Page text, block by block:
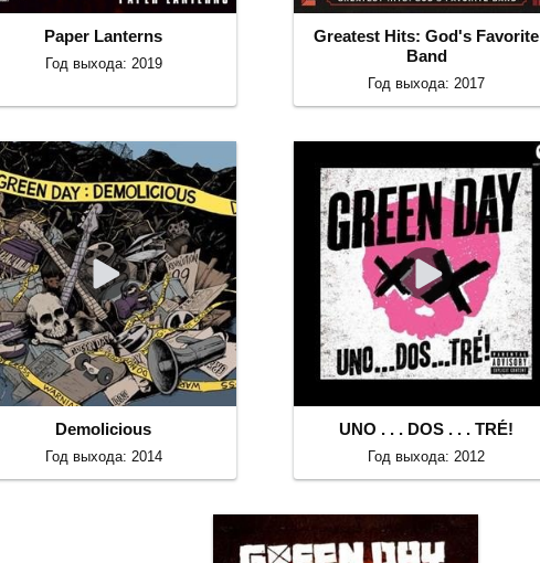
Paper Lanterns
Год выхода: 2019
Greatest Hits: God's Favorite
Band
Год выхода: 2017
Demolicious
Год выхода: 2014
UNO . . . DOS . . . TRÉ!
Год выхода: 2012